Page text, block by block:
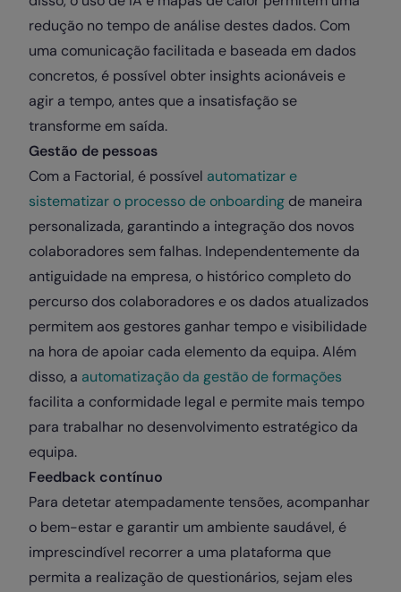
redução no tempo de análise destes dados. Com
uma comunicação facilitada e baseada em dados
concretos, é possível obter insights acionáveis e
agir a tempo, antes que a insatisfação se
transforme em saída.
Gestão de pessoas
Com a Factorial, é possível automatizar e
sistematizar o processo de onboarding de maneira
personalizada, garantindo a integração dos novos
colaboradores sem falhas. Independentemente da
antiguidade na empresa, o histórico completo do
percurso dos colaboradores e os dados atualizados
permitem aos gestores ganhar tempo e visibilidade
na hora de apoiar cada elemento da equipa.Além
disso, a automatização da gestão de formações
facilita a conformidade legal e permite mais tempo
para trabalhar no desenvolvimento estratégico da
equipa.
Feedback contínuo
Para detetar atempadamente tensões, acompanhar
o bem-estar e garantir um ambiente saudável, é
imprescindível recorrer a uma plataforma que
permita a realização de questionários, sejam eles